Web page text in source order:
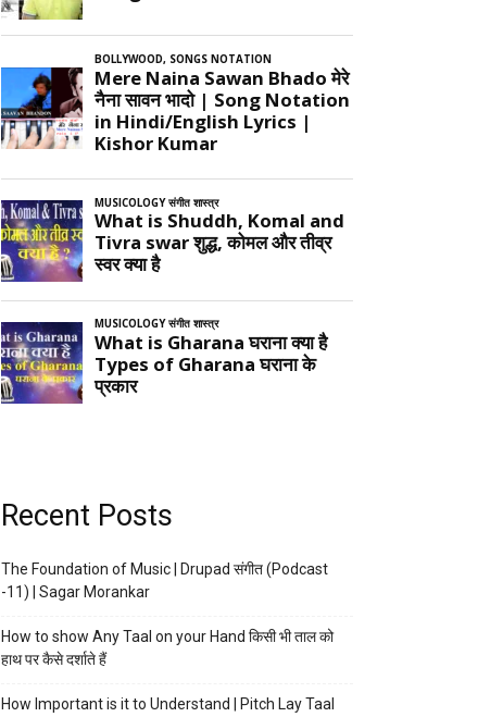
Recent Posts
The Foundation of Music | Drupad संगीत (Podcast
-11) | Sagar Morankar
How to show Any Taal on your Hand किसी भी ताल को
हाथ पर कैसे दर्शाते हैं
How Important is it to Understand | Pitch Lay Taal